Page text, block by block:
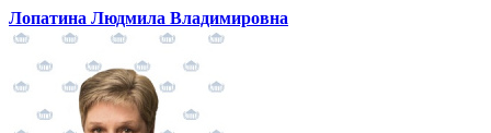
Лопатина Людмила Владимировна